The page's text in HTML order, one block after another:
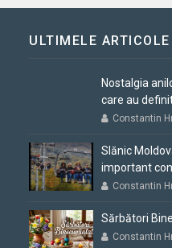
ULTIMELE ARTICOLE
Nostalgia
care au
Constantin
Slănic
important
Constantin
Sărbători
Constantin